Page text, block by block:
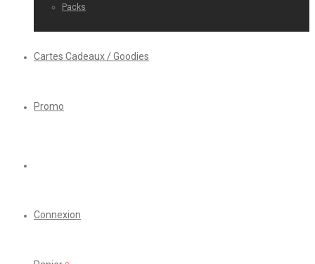
Packs
Cartes Cadeaux / Goodies
Promo
Connexion